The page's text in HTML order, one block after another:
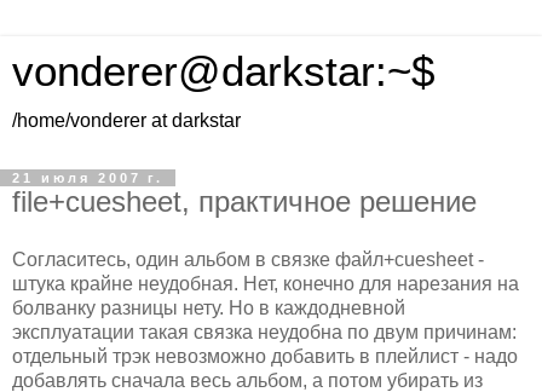
vonderer@darkstar:~$
/home/vonderer at darkstar
21 июля 2007 г.
file+cuesheet, практичное решение
Согласитесь, один альбом в связке файл+cuesheet -
штука крайне неудобная. Нет, конечно для нарезания на
болванку разницы нету. Но в каждодневной
эксплуатации такая связка неудобна по двум причинам:
отдельный трэк невозможно добавить в плейлист - надо
добавлять сначала весь альбом, а потом убирать из